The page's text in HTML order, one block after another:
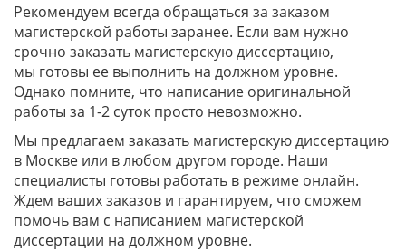
Рекомендуем всегда обращаться за заказом
магистерской работы заранее. Если вам нужно
срочно заказать магистерскую диссертацию,
мы готовы ее выполнить на должном уровне.
Однако помните, что написание оригинальной
работы за 1-2 суток просто невозможно.
Мы предлагаем заказать магистерскую диссертацию
в Москве или в любом другом городе. Наши
специалисты готовы работать в режиме онлайн.
Ждем ваших заказов и гарантируем, что сможем
помочь вам с написанием магистерской
диссертации на должном уровне.